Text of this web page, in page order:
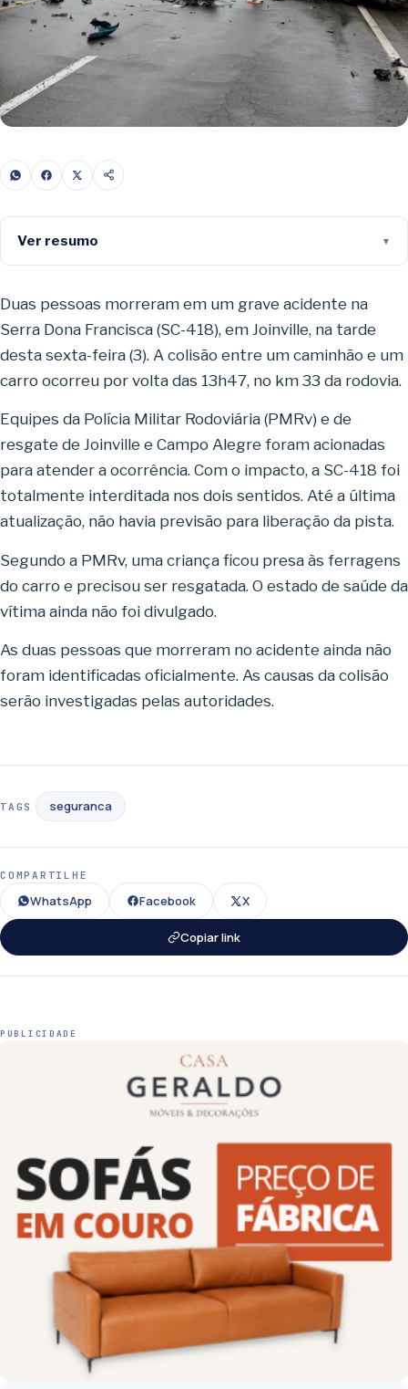
Ver resumo
Duas pessoas morreram em um grave acidente na
Serra Dona Francisca (SC-418), em Joinville, na tarde
desta sexta-feira (3). A colisão entre um caminhão e um
carro ocorreu por volta das 13h47, no km 33 da rodovia.
Equipes da Polícia Militar Rodoviária (PMRv) e de
resgate de Joinville e Campo Alegre foram acionadas
para atender a ocorrência. Com o impacto, a SC-418 foi
totalmente interditada nos dois sentidos. Até a última
atualização, não havia previsão para liberação da pista.
Segundo a PMRv, uma criança ficou presa às ferragens
do carro e precisou ser resgatada. O estado de saúde da
vítima ainda não foi divulgado.
As duas pessoas que morreram no acidente ainda não
foram identificadas oficialmente. As causas da colisão
serão investigadas pelas autoridades.
TAGS seguranca
COMPARTILHE
WhatsApp Facebook X
Copiar link
PUBLICIDADE